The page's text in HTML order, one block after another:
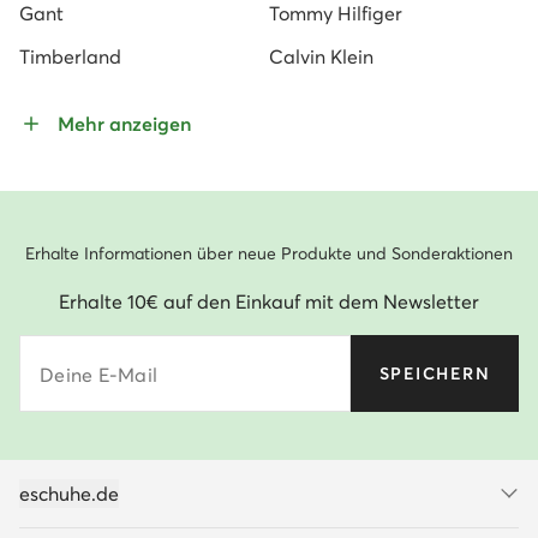
Gant
Tommy Hilfiger
Timberland
Calvin Klein
Mehr anzeigen
Erhalte Informationen über neue Produkte und Sonderaktionen
Erhalte 10€ auf den Einkauf mit dem Newsletter
Deine E-Mail SPEICHERN
eschuhe.de